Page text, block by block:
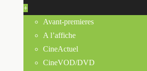
+
Avant-premieres
A l’affiche
CineActuel
CineVOD/DVD